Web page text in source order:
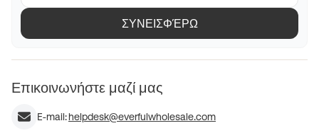
ΣΥΝΕΙΣΦΈΡΩ
Επικοινωνήστε μαζί μας
E-mail:helpdesk@everfulwholesale.com